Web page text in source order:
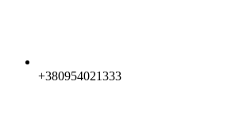
+380954021333